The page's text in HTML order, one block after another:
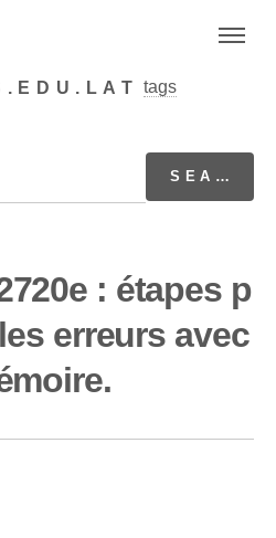
tags
: étapes p
erreurs avec